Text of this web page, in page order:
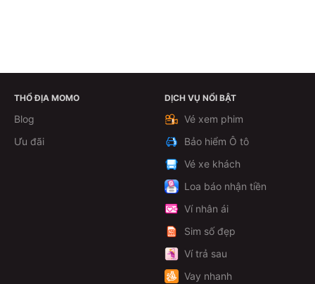
Theo dõi
THỔ ĐỊA MOMO
Blog
Ưu đãi
DỊCH VỤ NỔI BẬT
Vé xem phim
Bảo hiểm Ô tô
Vé xe khách
Loa báo nhận tiền
Ví nhân ái
Sim số đẹp
Ví trả sau
Vay nhanh